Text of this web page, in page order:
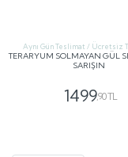
Aynı Gün Teslimat / Ücretsiz
TERARYUM SOLMAYAN GÜL
SARIŞIN
1499,90 TL